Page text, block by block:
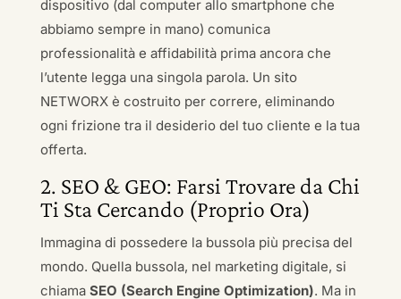
dispositivo (dal computer allo smartphone che
abbiamo sempre in mano) comunica
professionalità e affidabilità prima ancora che
l’utente legga una singola parola. Un sito
NETWORX è costruito per correre, eliminando
ogni frizione tra il desiderio del tuo cliente e la tua
offerta.
2. SEO & GEO: Farsi Trovare da Chi
Ti Sta Cercando (Proprio Ora)
Immagina di possedere la bussola più precisa del
mondo. Quella bussola, nel marketing digitale, si
chiama SEO (Search Engine Optimization). Ma in